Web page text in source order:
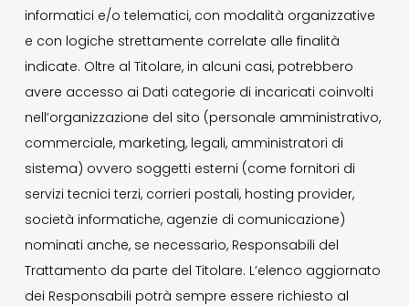
informatici e/o telematici, con modalità organizzative
e con logiche strettamente correlate alle finalità
indicate. Oltre al Titolare, in alcuni casi, potrebbero
avere accesso ai Dati categorie di incaricati coinvolti
nell’organizzazione del sito (personale amministrativo,
commerciale, marketing, legali, amministratori di
sistema) ovvero soggetti esterni (come fornitori di
servizi tecnici terzi, corrieri postali, hosting provider,
società informatiche, agenzie di comunicazione)
nominati anche, se necessario, Responsabili del
Trattamento da parte del Titolare. L’elenco aggiornato
dei Responsabili potrà sempre essere richiesto al